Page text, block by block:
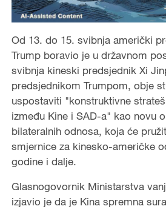
Od 13. do 15. svibnja američki
Trump boravio je u državnom
svibnja kineski predsjednik Xi
predsjednikom Trumpom, obje
uspostaviti "konstruktivne
između Kine i SAD-a" kao novu
bilateralnih odnosa, koja će
smjernice za kinesko-američke
godine i dalje.
Glasnogovornik Ministarstva
izjavio je da je Kina spremna